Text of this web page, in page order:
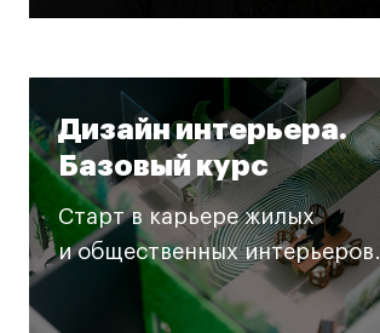
Связи с индустрией
Вакансии
Контакты
Поступающим
Условия поступления
Дизайн интерьера.
Базовый курс
Старт в карьере жилых
и общественных интерьеров.